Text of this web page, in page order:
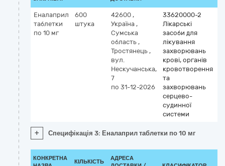
Еналаприл
таблетки
по 10 мг
600
штука
42600 ,
Україна ,
Сумська
область ,
Тростянець ,
вул.
Нескучанська,
7
по 31-12-2026
33620000-2
Лікарські
засоби для
лікування
захворювань
крові, органів
кровотворення
та
захворювань
серцево-
судинної
системи
+ Специфікація 3: Еналаприл таблетки по 10 мг
КОНКРЕТНА
КІЛЬКІСТЬ
АДРЕСА